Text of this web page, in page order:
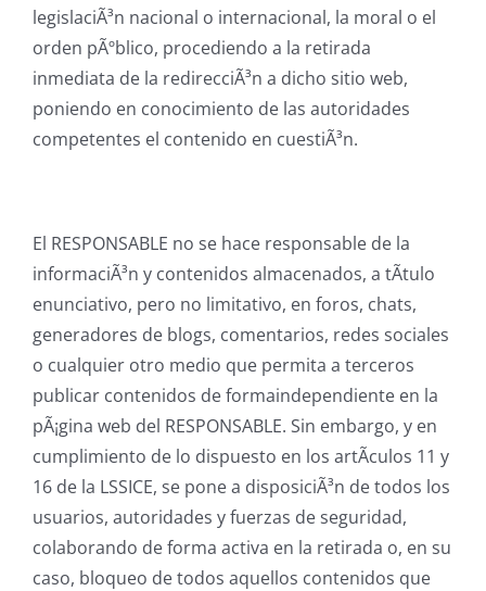
legislaciÃ³n nacional o internacional, la moral o el
orden pÃºblico, procediendo a la retirada
inmediata de la redirecciÃ³n a dicho sitio web,
poniendo en conocimiento de las autoridades
competentes el contenido en cuestiÃ³n.
El RESPONSABLE no se hace responsable de la
informaciÃ³n y contenidos almacenados, a tÃ­tulo
enunciativo, pero no limitativo, en foros, chats,
generadores de blogs, comentarios, redes sociales
o cualquier otro medio que permita a terceros
publicar contenidos de formaindependiente en la
pÃ¡gina web del RESPONSABLE. Sin embargo, y en
cumplimiento de lo dispuesto en los artÃ­culos 11 y
16 de la LSSICE, se pone a disposiciÃ³n de todos los
usuarios, autoridades y fuerzas de seguridad,
colaborando de forma activa en la retirada o, en su
caso, bloqueo de todos aquellos contenidos que